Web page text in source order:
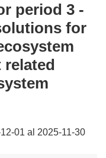
period 3 -
for
01 al 2025-11-30